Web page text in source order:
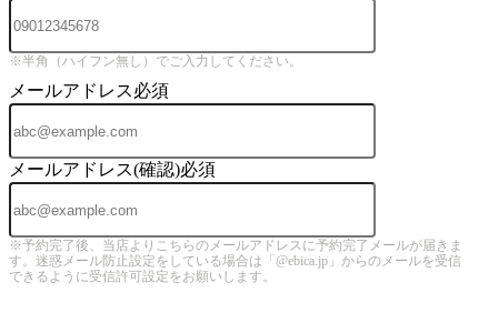
※半角（ハイフン無し）でご入力してください。
メールアドレス必須
メールアドレス(確認)必須
※予約完了後、当店よりこちらのメールアドレスに予約完了メールが届きま
す。迷惑メール防止設定をしている場合は「@ebica.jp」からのメールを受信
できるように受信許可設定をお願いします。